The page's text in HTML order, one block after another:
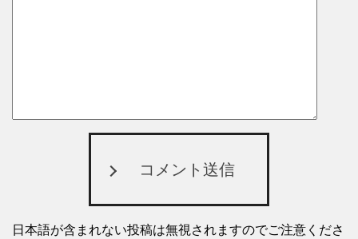
コメント送信
日本語が含まれない投稿は無視されますのでご注意くださ